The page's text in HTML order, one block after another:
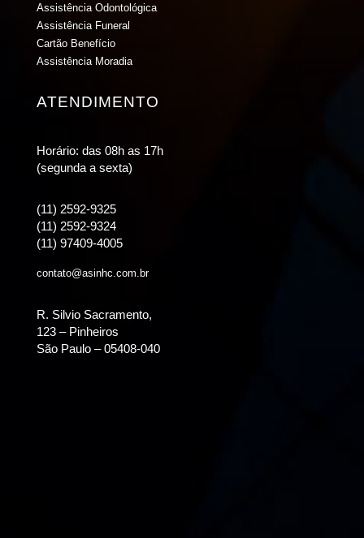
Assistência Odontológica
Assistência Funeral
Cartão Benefício
Assistência Moradia
ATENDIMENTO
Horário: das 08h as 17h
(segunda a sexta)
(11) 2592-9325
(11) 2592-9324
(11) 97409-4005
contato@asinhc.com.br
R. Silvio Sacramento,
123 – Pinheiros
São Paulo – 05408-040